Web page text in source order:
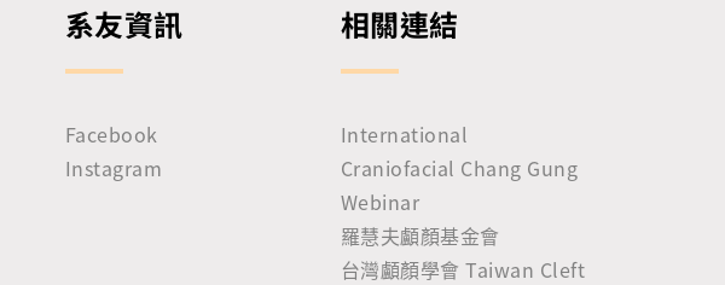
系友資訊
Facebook
Instagram
相關連結
International
Craniofacial Chang Gung
Webinar
羅慧夫顱顏基金會
台灣顱顏學會 Taiwan Cleft